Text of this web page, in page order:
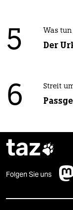
5 Was
Der
6 Streit
taz
Folgen Sie uns